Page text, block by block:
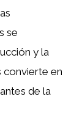
se
y la
convierte en
de la